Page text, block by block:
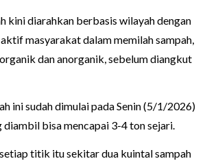
kini diarahkan berbasis wilayah dengan
masyarakat dalam memilah sampah,
dan anorganik, sebelum diangkut
ini sudah dimulai pada Senin (5/1/2026)
diambil bisa mencapai 3-4 ton sejari.
titik itu sekitar dua kuintal sampah